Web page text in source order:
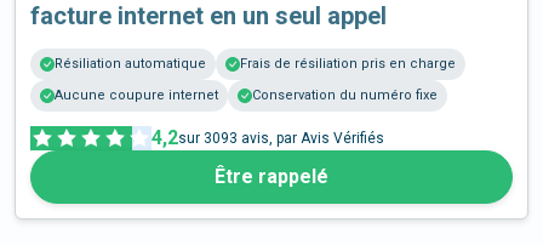
facture internet en un seul appel
Résiliation automatique
Frais de résiliation pris en charge
Aucune coupure internet
Conservation du numéro fixe
4,2sur 3093 avis, par Avis Vérifiés
Être rappelé